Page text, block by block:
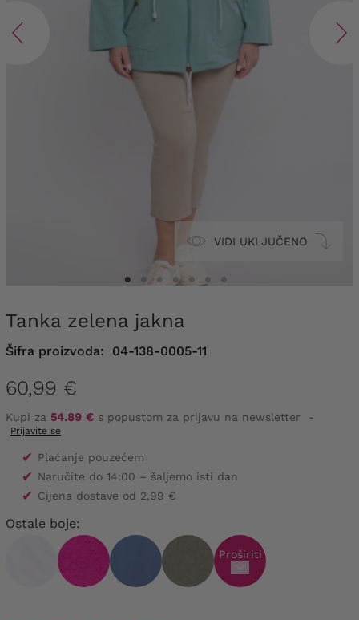
VIDI UKLJUČENO
Tanka zelena jakna
Šifra proizvoda: 04-138-0005-11
60,99 €
Kupi za 54.89 € s popustom za prijavu na newsletter -
Prijavite se
✔ Plaćanje pouzećem
✔ Naručite do 14:00 – šaljemo isti dan
✔ Cijena dostave od 2,99 €
Ostale boje:
Proširiti